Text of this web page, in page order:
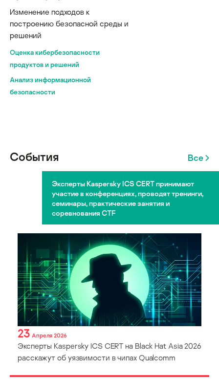
Изменение подходов к
построению безопасной среды и
решений
Оценка кибербезопасности
продуктов и решений
Анализ информационной
безопасности
События Все
Эксперты Kaspersky ICS CERT принимают
участие в конференциях, проводят тренинги,
семинары, практические занятия и
соревнования CTF
23 Апреля 2026
Эксперты Kaspersky ICS CERT на Black Hat Asia 2026
расскажут об уязвимости в чипах Qualcomm